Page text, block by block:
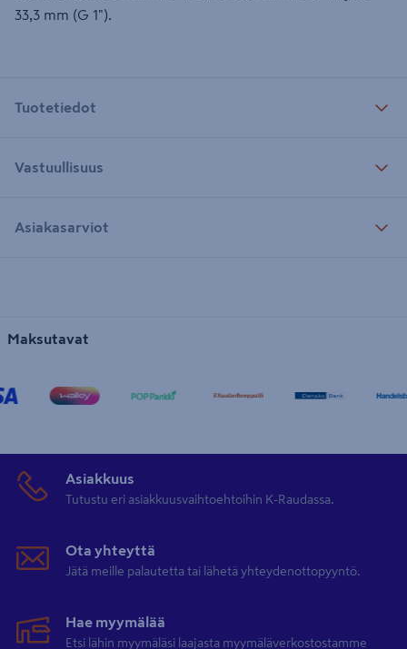
33,3 mm (G 1").
Tuotetiedot
Vastuullisuus
Asiakasarviot
Maksutavat
Asiakkuus
Tutustu eri asiakkuusvaihtoehtoihin K-Raudassa.
Ota yhteyttä
Jätä meille palautetta tai lähetä yhteydenottopyyntö.
Hae myymälää
Etsi lähin myymäläsi laajasta myymäläverkostostamme